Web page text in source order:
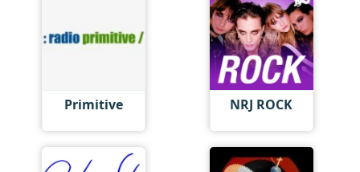
Primitive NRJ ROCK